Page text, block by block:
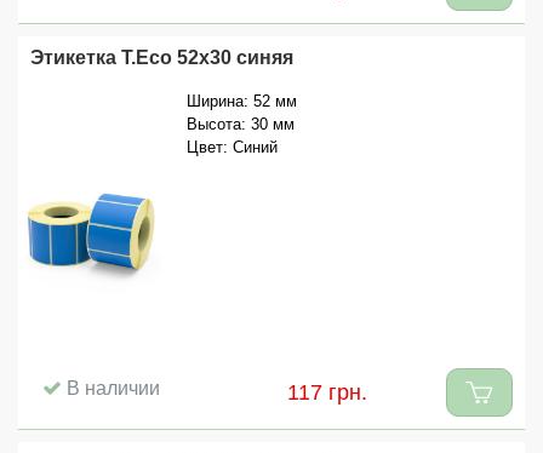
Этикетка T.Eco 52x30 синяя
Ширина: 52 мм
Высота: 30 мм
Цвет: Синий
В наличии 117 грн.